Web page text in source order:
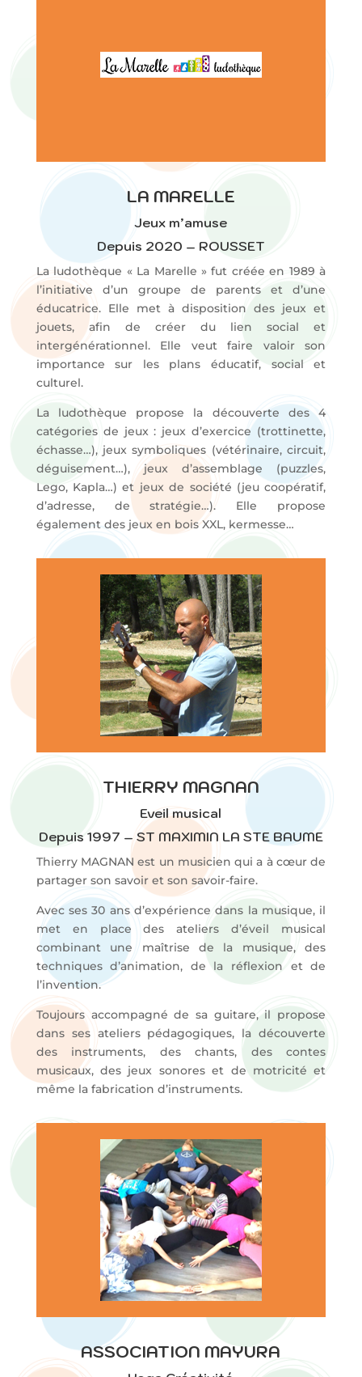
LA MARELLE
Jeux m’amuse
Depuis 2020 – ROUSSET
La ludothèque « La Marelle » fut créée en 1989 à
l’initiative d’un groupe de parents et d’une
éducatrice. Elle met à disposition des jeux et
jouets, afin de créer du lien social et
intergénérationnel. Elle veut faire valoir son
importance sur les plans éducatif, social et
culturel.
La ludothèque propose la découverte des 4
catégories de jeux : jeux d’exercice (trottinette,
échasse…), jeux symboliques (vétérinaire, circuit,
déguisement…), jeux d’assemblage (puzzles,
Lego, Kapla…) et jeux de société (jeu coopératif,
d’adresse, de stratégie…). Elle propose
également des jeux en bois XXL, kermesse…
THIERRY MAGNAN
Eveil musical
Depuis 1997 – ST MAXIMIN LA STE BAUME
Thierry MAGNAN est un musicien qui a à cœur de
partager son savoir et son savoir-faire.
Avec ses 30 ans d’expérience dans la musique, il
met en place des ateliers d’éveil musical
combinant une maîtrise de la musique, des
techniques d’animation, de la réflexion et de
l’invention.
Toujours accompagné de sa guitare, il propose
dans ses ateliers pédagogiques, la découverte
des instruments, des chants, des contes
musicaux, des jeux sonores et de motricité et
même la fabrication d’instruments.
ASSOCIATION MAYURA